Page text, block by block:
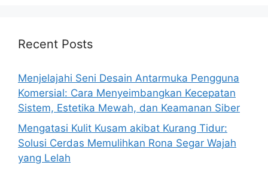
Recent Posts
Menjelajahi Seni Desain Antarmuka Pengguna
Komersial: Cara Menyeimbangkan Kecepatan
Sistem, Estetika Mewah, dan Keamanan Siber
Mengatasi Kulit Kusam akibat Kurang Tidur:
Solusi Cerdas Memulihkan Rona Segar Wajah
yang Lelah